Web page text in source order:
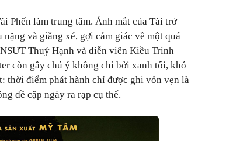
Phến làm trung tâm. Ánh mắt của Tài trở
và giằng xé, gợi cảm giác về một quá
Thuý Hạnh và diễn viên Kiều Trinh
còn gây chú ý không chỉ bởi xanh tối, khó
thời điểm phát hành chỉ được ghi vỏn vẹn là
đề cập ngày ra rạp cụ thể.